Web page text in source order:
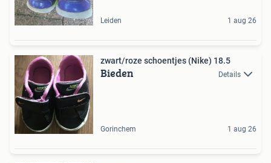
Leiden 1 aug 26
zwart/roze schoentjes (Nike) 18.5
Bieden Details
Gorinchem 1 aug 26